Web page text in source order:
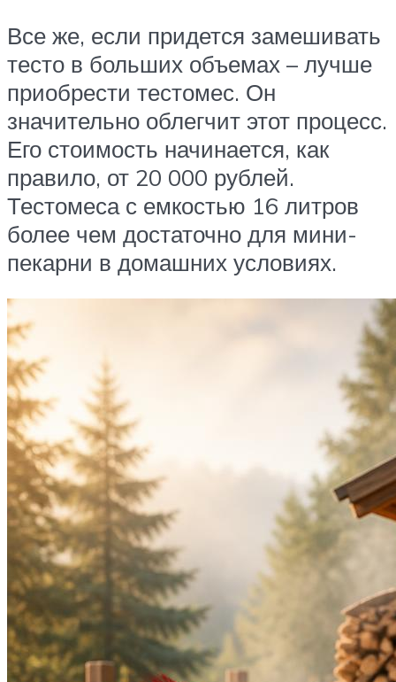
Все же, если придется замешивать
тесто в больших объемах – лучше
приобрести тестомес. Он
значительно облегчит этот процесс.
Его стоимость начинается, как
правило, от 20 000 рублей.
Тестомеса с емкостью 16 литров
более чем достаточно для мини-
пекарни в домашних условиях.